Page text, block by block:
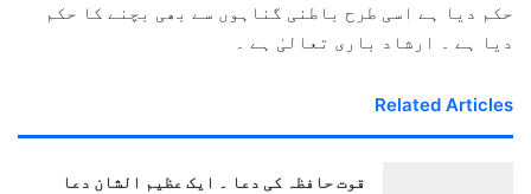
حکم دیا ہے اسی طرح باطنی گناہوں سے بھی بچنے کا حکم
دیا ہے ۔ ارشاد باری تعالیٰ ہے ۔
Related Articles
قوت حافظہ کی دعا ۔ ایک عظیم الشان دعا